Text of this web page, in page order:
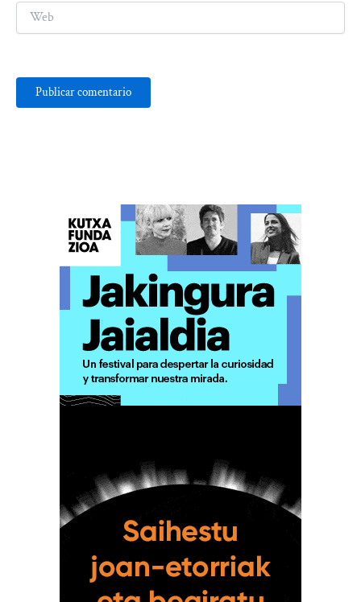
Web